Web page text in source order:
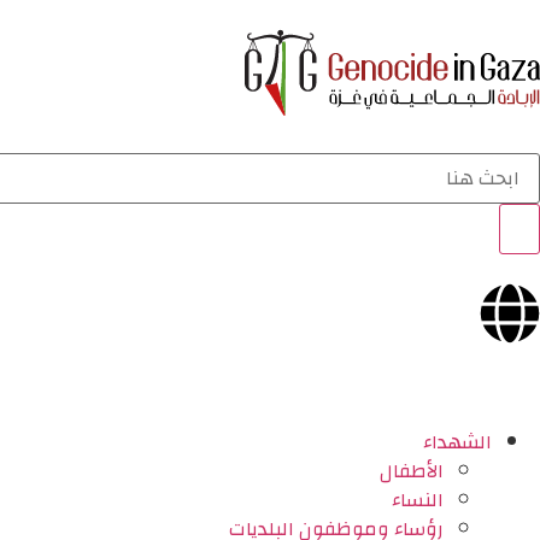
الشهداء
الأطفال
النساء
رؤساء وموظفون البلديات